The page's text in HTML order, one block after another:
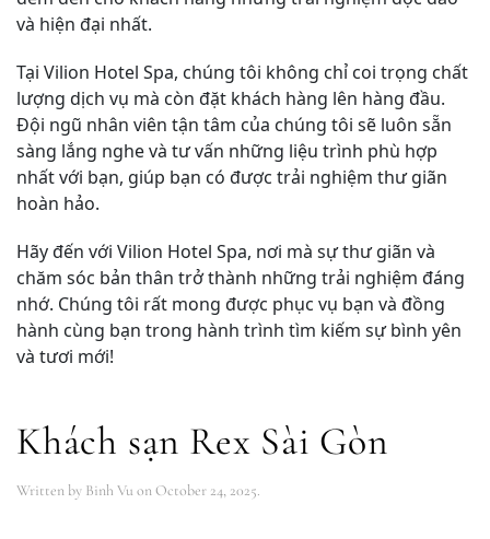
và hiện đại nhất.
Tại Vilion Hotel Spa, chúng tôi không chỉ coi trọng chất
lượng dịch vụ mà còn đặt khách hàng lên hàng đầu.
Đội ngũ nhân viên tận tâm của chúng tôi sẽ luôn sẵn
sàng lắng nghe và tư vấn những liệu trình phù hợp
nhất với bạn, giúp bạn có được trải nghiệm thư giãn
hoàn hảo.
Hãy đến với Vilion Hotel Spa, nơi mà sự thư giãn và
chăm sóc bản thân trở thành những trải nghiệm đáng
nhớ. Chúng tôi rất mong được phục vụ bạn và đồng
hành cùng bạn trong hành trình tìm kiếm sự bình yên
và tươi mới!
Khách sạn Rex Sài Gòn
Written by Binh Vu onOctober 24, 2025.